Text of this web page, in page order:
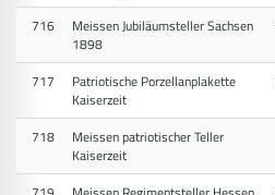
716
Meissen Jubiläumsteller Sachsen
1898
717
Patriotische Porzellanplakette
Kaiserzeit
718
Meissen patriotischer Teller
Kaiserzeit